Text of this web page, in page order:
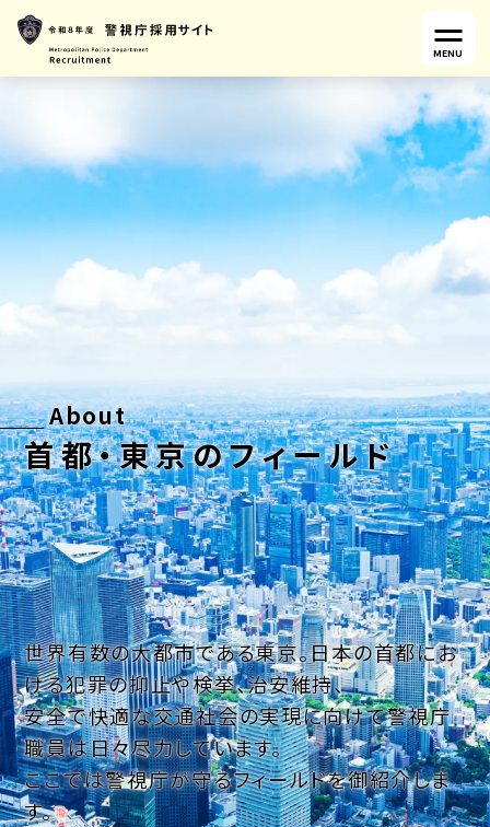
MENU
About
首都・東京のフィールド
世界有数の大都市である東京。日本の首都にお
ける犯罪の抑止や検挙、治安維持、
安全で快適な交通社会の実現に向けて警視庁
職員は日々尽力しています。
ここでは警視庁が守るフィールドを御紹介しま
す。